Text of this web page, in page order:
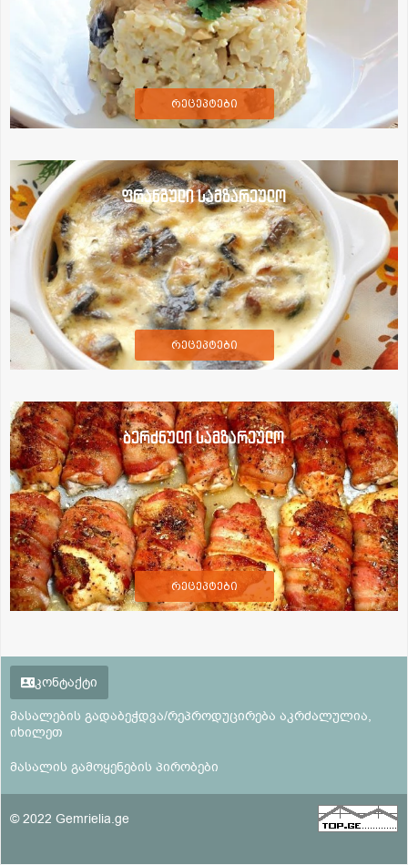
რეცეპტები
ფრანგული სამზარეულო
რეცეპტები
ბერძნული სამზარეულო
რეცეპტები
კონტაქტი
მასალების გადაბეჭდვა/რეპროდუცირება აკრძალულია,
იხილეთ
მასალის გამოყენების პირობები
© 2022 Gemrielia.ge